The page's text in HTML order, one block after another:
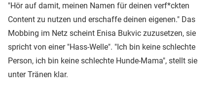
"Hör auf damit, meinen Namen für deinen verf*ckten
Content zu nutzen und erschaffe deinen eigenen." Das
Mobbing im Netz scheint Enisa Bukvic zuzusetzen, sie
spricht von einer "Hass-Welle". "Ich bin keine schlechte
Person, ich bin keine schlechte Hunde-Mama", stellt sie
unter Tränen klar.